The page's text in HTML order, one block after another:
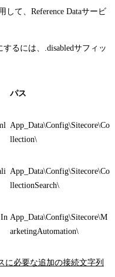
して、Reference Dataサービ
るには、 .disabledサフィッ
パス
App_Data\Config\Sitecore\Co
llection\
App_Data\Config\Sitecore\Co
llectionSearch\
App_Data\Config\Sitecore\M
arketingAutomation\
に必要な追加の接続文字列